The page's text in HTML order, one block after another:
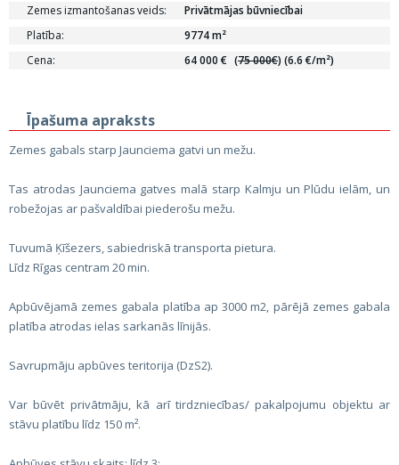
Zemes izmantošanas veids:
Privātmājas būvniecībai
Platība:
9774 m²
Cena:
64 000 € (75 000€) (6.6 €/m²)
Īpašuma apraksts
Zemes gabals starp Jaunciema gatvi un mežu.
Tas atrodas Jaunciema gatves malā starp Kalmju un Plūdu ielām, un
robežojas ar pašvaldībai piederošu mežu.
Tuvumā Ķīšezers, sabiedriskā transporta pietura.
Līdz Rīgas centram 20 min.
Apbūvējamā zemes gabala platība ap 3000 m2, pārējā zemes gabala
platība atrodas ielas sarkanās līnijās.
Savrupmāju apbūves teritorija (DzS2).
Var būvēt privātmāju, kā arī tirdzniecības/ pakalpojumu objektu ar
stāvu platību līdz 150 m².